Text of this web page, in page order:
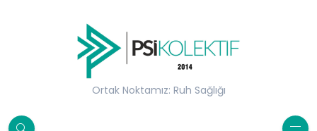
Ortak Noktamız: Ruh Sağlığı